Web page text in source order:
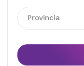
Provincia